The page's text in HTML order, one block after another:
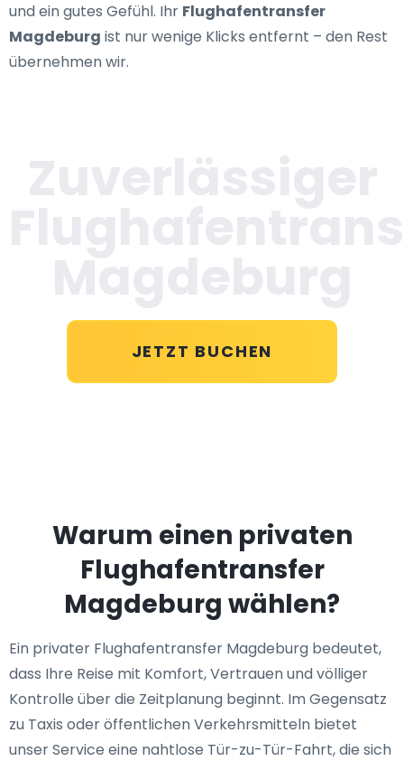
und ein gutes Gefühl. Ihr Flughafentransfer
Magdeburg ist nur wenige Klicks entfernt – den Rest
übernehmen wir.
JETZT BUCHEN
Warum einen privaten
Flughafentransfer
Magdeburg wählen?
Ein privater Flughafentransfer Magdeburg bedeutet,
dass Ihre Reise mit Komfort, Vertrauen und völliger
Kontrolle über die Zeitplanung beginnt. Im Gegensatz
zu Taxis oder öffentlichen Verkehrsmitteln bietet
unser Service eine nahtlose Tür-zu-Tür-Fahrt, die sich